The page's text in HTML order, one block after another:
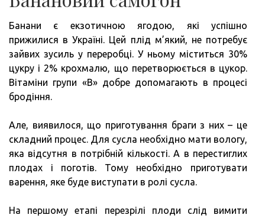
Банани є екзотичною ягодою, які успішно
прижилися в Україні. Цей плід м’який, не потребує
зайвих зусиль у переробці. У ньому міститься 30%
цукру і 2% крохмалю, що перетворюється в цукор.
Вітаміни групи «В» добре допомагають в процесі
бродіння.
Але, виявилося, що приготування браги з них – це
складний процес. Для сусла необхідно мати вологу,
яка відсутня в потрібній кількості. А в перестиглих
плодах і поготів. Тому необхідно приготувати
варення, яке буде виступати в ролі сусла.
На першому етапі перезрілі плоди слід вимити